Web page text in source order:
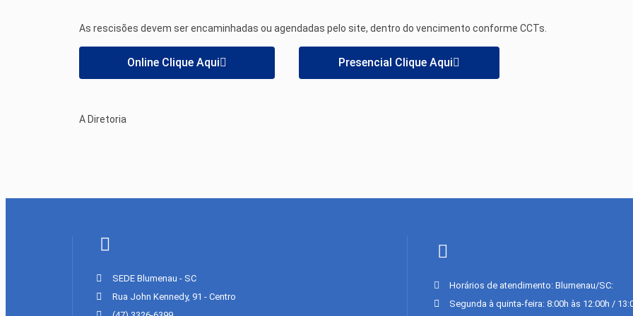
As rescisões devem ser encaminhadas ou agendadas pelo site, dentro do vencimento conforme CCTs.
Online Clique Aqui Presencial Clique Aqui
A Diretoria
SEDE Blumenau - SC
Rua John Kennedy, 91 - Centro
Horários de atendimento: Blumenau/SC:
Segunda à quinta-feira: 8:00h às 12:00h /